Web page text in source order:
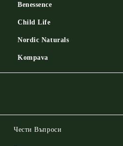
Benessence
Child Life
Nordic Naturals
Kompava
Чести Въпроси